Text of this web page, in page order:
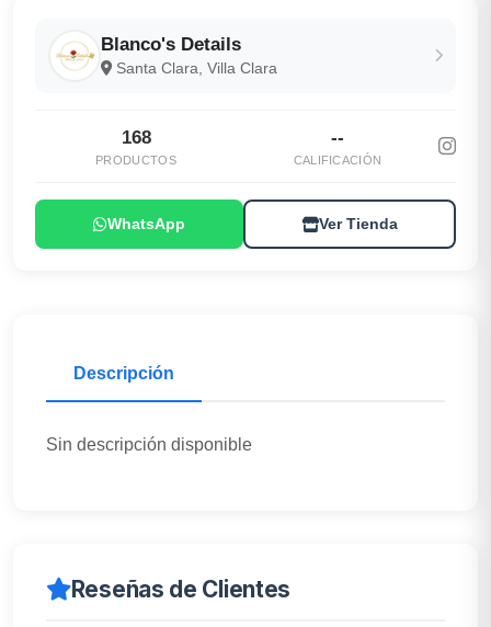
Blanco's Details
Santa Clara, Villa Clara
168
PRODUCTOS
--
CALIFICACIÓN
WhatsApp Ver Tienda
Descripción
Sin descripción disponible
Reseñas de Clientes